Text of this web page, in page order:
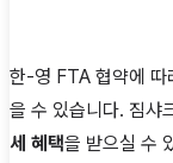
한-영 FTA 협약에 따
을 수 있습니다. 짐샤
세 혜택을 받으실 수